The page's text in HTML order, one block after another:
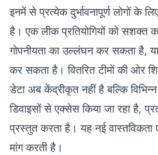
इनमें से प्रत्येक दुर्भावनापूर्ण लोगों के
है। एक लीक प्रतियोगियों को सशक्त
गोपनीयता का उल्लंघन कर सकता है,
कर सकता है। वितरित टीमों की ओर
डेटा अब केंद्रीकृत नहीं है बल्कि
डिवाइसों से एक्सेस किया जा रहा है,
प्रस्तुत करता है। यह नई वास्तविकता
मांग करती है।